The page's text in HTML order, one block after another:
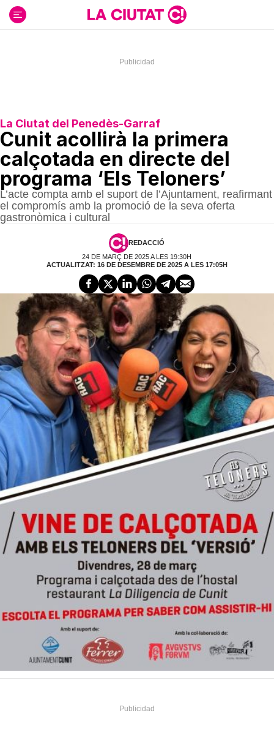
contenido
La Ciutat del Penedès-Garraf
Cunit acollirà la primera
calçotada en directe del
programa ‘Els Teloners’
L’acte compta amb el suport de l’Ajuntament, reafirmant
el compromís amb la promoció de la seva oferta
gastronòmica i cultural
REDACCIÓ
24 DE MARÇ DE 2025 A LES 19:30H
ACTUALITZAT: 16 DE DESEMBRE DE 2025 A LES 17:05H